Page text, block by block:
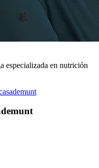
especializada en nutrición